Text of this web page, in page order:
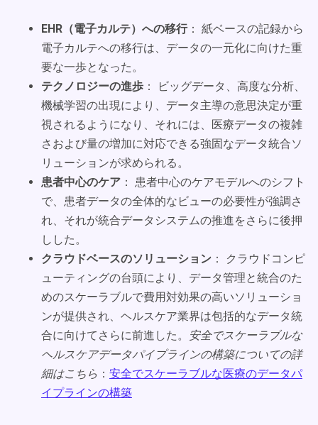
EHR（電子カルテ）への移行： 紙ベースの記録から
電子カルテへの移行は、データの一元化に向けた重
要な一歩となった。
テクノロジーの進歩 ： ビッグデータ、高度な分析、
機械学習の出現により、データ主導の意思決定が重
視されるようになり、それには、医療データの複雑
さおよび量の増加に対応できる強固なデータ統合ソ
リューションが求められる。
患者中心のケア ： 患者中心のケアモデルへのシフト
で、患者データの全体的なビューの必要性が強調さ
れ、それが統合データシステムの推進をさらに後押
しした。
クラウドベースのソリューション ： クラウドコンピ
ューティングの台頭により、データ管理と統合のた
めのスケーラブルで費用対効果の高いソリューショ
ンが提供され、ヘルスケア業界は包括的なデータ統
合に向けてさらに前進した。
安全でスケーラブルな
ヘルスケアデータパイプラインの構築についての詳
細はこちら ： 安全でスケーラブルな医療のデータパ
イプラインの構築